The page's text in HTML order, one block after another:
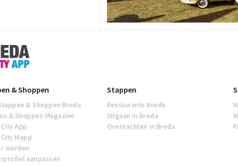
& Shoppen
& Shoppen Breda
& Shoppen Magazine
App
Mapp
worden
aanpassen
Stappen
Restaurants Breda
Uitgaan in Breda
Overnachten in Breda